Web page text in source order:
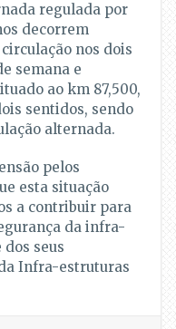
regulada por
decorrem
nos dois
semana e
ao km 87,500,
sentidos, sendo
alternada.
pelos
esta situação
a contribuir para
da infra-
seus
Infra-estruturas